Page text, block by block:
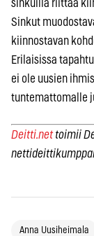
sinkuilla riittää
Sinkut
kiinnostavan
Erilaisissa
ei ole uusien
tuntemattomalle
Deitti.nettoimii
Anna Uusiheimala